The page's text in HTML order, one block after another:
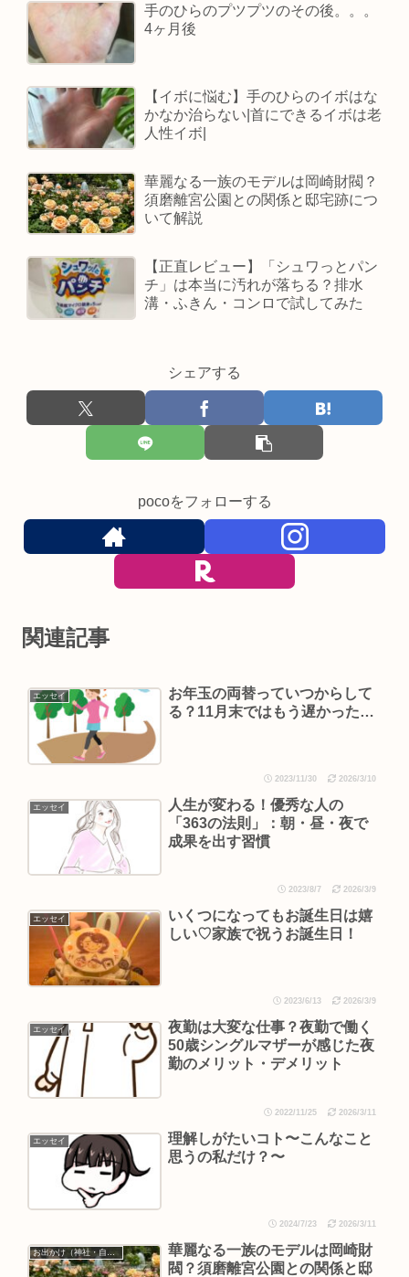
手のひらのプツプツのその後。。。
4ヶ月後
【イボに悩む】手のひらのイボはな
かなか治らない|首にできるイボは老
人性イボ|
華麗なる一族のモデルは岡崎財閥？
須磨離宮公園との関係と邸宅跡につ
いて解説
【正直レビュー】「シュワっとパン
チ」は本当に汚れが落ちる？排水
溝・ふきん・コンロで試してみた
シェアする
pocoをフォローする
関連記事
エッセイ
お年玉の両替っていつからして
る？11月末ではもう遅かった…
2023/11/30 2026/3/10
エッセイ
人生が変わる！優秀な人の
「363の法則」：朝・昼・夜で
成果を出す習慣
2023/8/7 2026/3/9
エッセイ
いくつになってもお誕生日は嬉
しい♡家族で祝うお誕生日！
2023/6/13 2026/3/9
エッセイ
夜勤は大変な仕事？夜勤で働く
50歳シングルマザーが感じた夜
勤のメリット・デメリット
2022/11/25 2026/3/11
エッセイ
理解しがたいコト〜こんなこと
思うの私だけ？〜
2024/7/23 2026/3/11
華麗なる一族のモデルは岡崎財
閥？須磨離宮公園との関係と邸